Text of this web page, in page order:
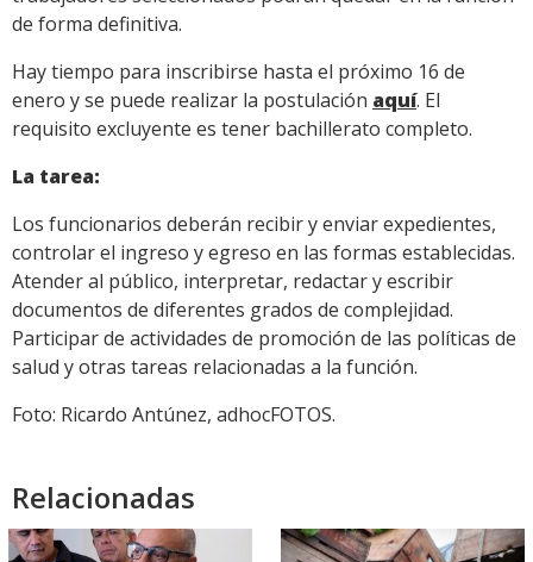
de forma definitiva.
Hay tiempo para inscribirse hasta el próximo 16 de
enero y se puede realizar la postulación aquí. El
requisito excluyente es tener bachillerato completo.
La tarea:
Los funcionarios deberán recibir y enviar expedientes,
controlar el ingreso y egreso en las formas establecidas.
Atender al público, interpretar, redactar y escribir
documentos de diferentes grados de complejidad.
Participar de actividades de promoción de las políticas de
salud y otras tareas relacionadas a la función.
Foto: Ricardo Antúnez, adhocFOTOS.
Relacionadas